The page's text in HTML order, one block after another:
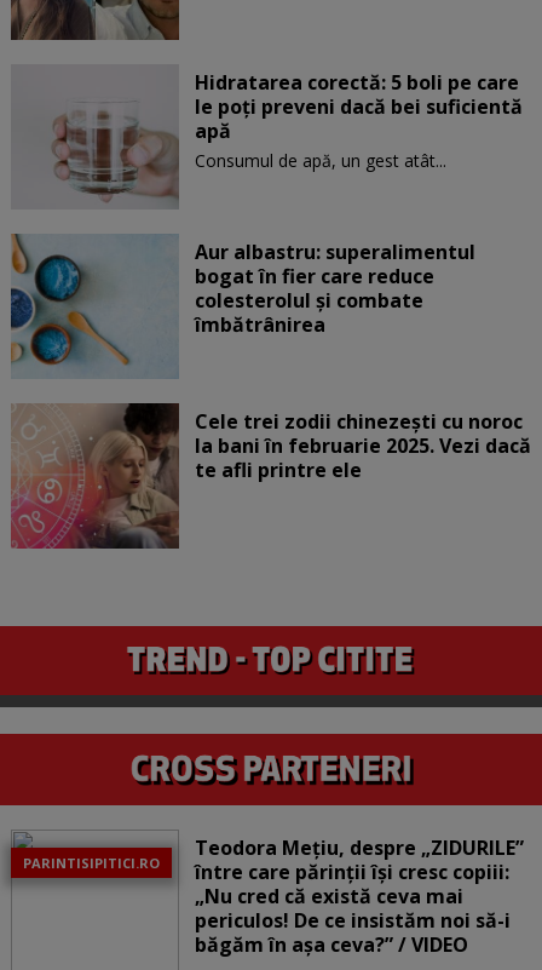
Hidratarea corectă: 5 boli pe care
le poți preveni dacă bei suficientă
apă
Consumul de apă, un gest atât...
Aur albastru: superalimentul
bogat în fier care reduce
colesterolul și combate
îmbătrânirea
Cele trei zodii chinezești cu noroc
la bani în februarie 2025. Vezi dacă
te afli printre ele
PARINTISIPITICI.RO
Teodora Mețiu, despre „ZIDURILE”
între care părinții își cresc copiii:
„Nu cred că există ceva mai
periculos! De ce insistăm noi să-i
băgăm în așa ceva?” / VIDEO